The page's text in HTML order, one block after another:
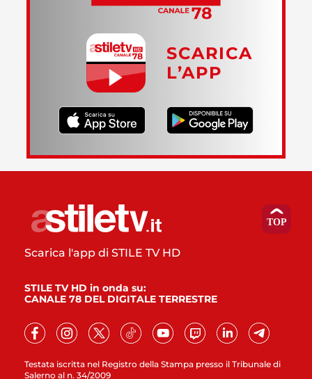
SCARICA
L’APP
Testata iscritta nel Registro della Stampa presso il Tribunale di
Salerno al n. 34/2009
Scarica l'app di STILE TV HD
STILE TV HD in onda su:
CANALE 78 DEL DIGITALE TERRESTRE